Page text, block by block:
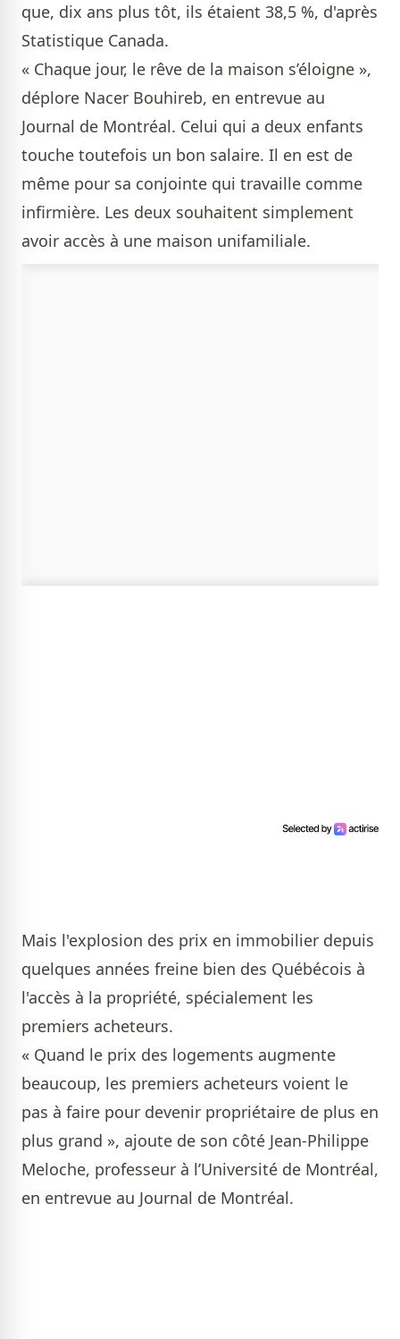
que, dix ans plus tôt, ils étaient 38,5 %, d'après
Statistique Canada.
« Chaque jour, le rêve de la maison s’éloigne »,
déplore Nacer Bouhireb, en entrevue au
Journal de Montréal. Celui qui a deux enfants
touche toutefois un bon salaire. Il en est de
même pour sa conjointe qui travaille comme
infirmière. Les deux souhaitent simplement
avoir accès à une maison unifamiliale.
Mais l'explosion des prix en immobilier depuis
quelques années freine bien des Québécois à
l'accès à la propriété, spécialement les
premiers acheteurs.
« Quand le prix des logements augmente
beaucoup, les premiers acheteurs voient le
pas à faire pour devenir propriétaire de plus en
plus grand », ajoute de son côté Jean-Philippe
Meloche, professeur à l’Université de Montréal,
en entrevue au Journal de Montréal.